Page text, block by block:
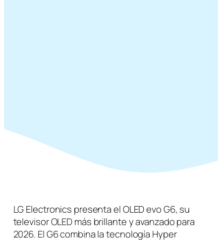
LG Electronics presenta el OLED evo G6, su
televisor OLED más brillante y avanzado para
2026. El G6 combina la tecnología Hyper